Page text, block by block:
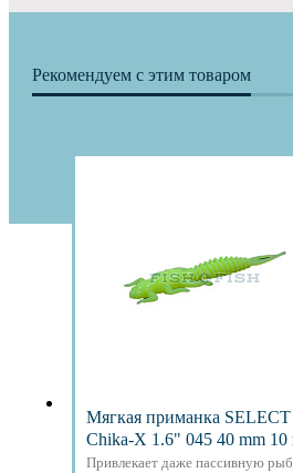
Рекомендуем с этим товаром
Мягкая приманка SELECT
Chika-X 1.6" 045 40 mm
Привлекает даже пассивную